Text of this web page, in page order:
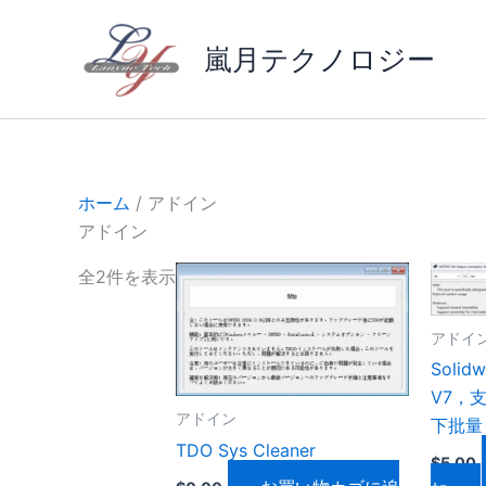
キ
嵐月テクノロジー
ホーム / アドイン
アドイン
全2件を表示
し
い
アドイン
TDO Sys Cleaner
アドイ
V7，
下批量
$5.00